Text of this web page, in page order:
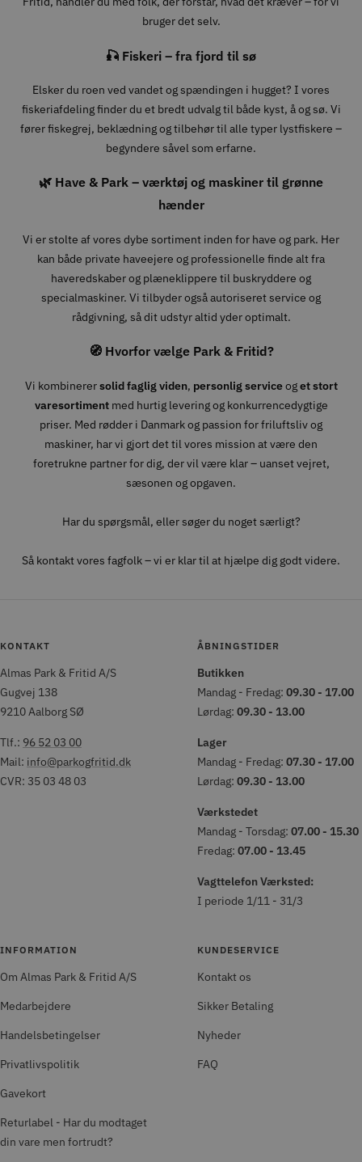
bruger det selv.
🎣 Fiskeri – fra fjord til sø
Elsker du roen ved vandet og spændingen i hugget? I vores
fiskeriafdeling finder du et bredt udvalg til både kyst, å og sø. Vi
fører fiskegrej, beklædning og tilbehør til alle typer lystfiskere –
begyndere såvel som erfarne.
🌿 Have & Park – værktøj og maskiner til grønne
hænder
Vi er stolte af vores dybe sortiment inden for have og park. Her
kan både private haveejere og professionelle finde alt fra
haveredskaber og plæneklippere til buskryddere og
specialmaskiner. Vi tilbyder også autoriseret service og
rådgivning, så dit udstyr altid yder optimalt.
🧭 Hvorfor vælge Park & Fritid?
Vi kombinerersolid faglig viden, personlig serviceoget stort
varesortimentmed hurtig levering og konkurrencedygtige
priser. Med rødder i Danmark og passion for friluftsliv og
maskiner, har vi gjort det til vores mission at være den
foretrukne partner for dig, der vil være klar – uanset vejret,
sæsonen og opgaven.
Har du spørgsmål, eller søger du noget særligt?
Så kontakt vores fagfolk – vi er klar til at hjælpe dig godt videre.
KONTAKT
Almas Park & Fritid A/S
Gugvej 138
9210 Aalborg SØ
Tlf.: 96 52 03 00
Mail: info@parkogfritid.dk
CVR: 35 03 48 03
ÅBNINGSTIDER
Butikken
Mandag - Fredag: 09.30 - 17.00
Lørdag: 09.30 - 13.00
Lager
Mandag - Fredag: 07.30 - 17.00
Lørdag: 09.30 - 13.00
Værkstedet
Mandag - Torsdag: 07.00 - 15.30
Fredag: 07.00 - 13.45
Vagttelefon Værksted:
I periode 1/11 - 31/3
INFORMATION
Om Almas Park & Fritid A/S
Medarbejdere
Handelsbetingelser
Privatlivspolitik
Gavekort
Returlabel - Har du modtaget
din vare men fortrudt?
KUNDESERVICE
Kontakt os
Sikker Betaling
Nyheder
FAQ